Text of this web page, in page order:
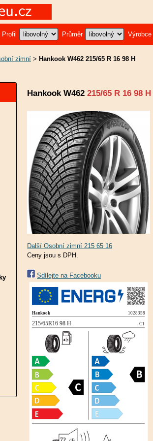
Profil Průměr Výrobce
zimní > Hankook W462 215/65 R 16 98 H
Hankook W462 215/65 R 16 98 H
Ceny jsou s DPH.
Sdílejte na Facebooku